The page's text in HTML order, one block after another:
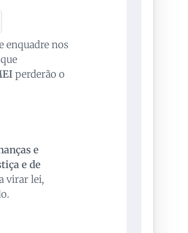
enquadre nos
perderão o
e
e de
virar lei,